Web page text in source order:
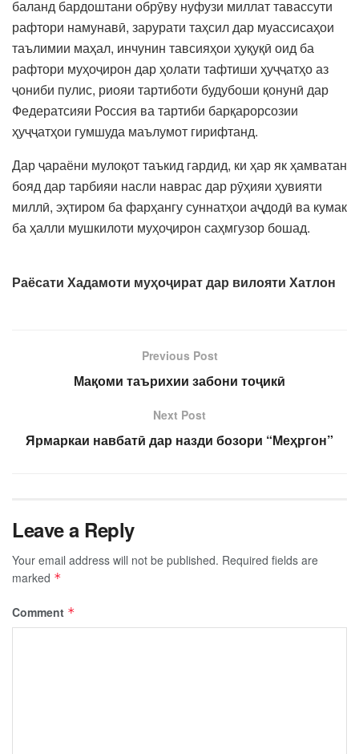
баланд бардоштани обрӯву нуфузи миллат тавассути
рафтори намунавӣ, зарурати таҳсил дар муассисаҳои
таълимии маҳал, инчунин тавсияҳои ҳуқуқӣ оид ба
рафтори муҳоҷирон дар ҳолати тафтиши ҳуҷҷатҳо аз
ҷониби пулис, риояи тартиботи будубоши қонунӣ дар
Федератсияи Россия ва тартиби барқарорсозии
ҳуҷҷатҳои гумшуда маълумот гирифтанд.
Дар ҷараёни мулоқот таъкид гардид, ки ҳар як ҳамватан
бояд дар тарбияи насли наврас дар рӯҳияи ҳувияти
миллӣ, эҳтиром ба фарҳангу суннатҳои аҷдодӣ ва кумак
ба ҳалли мушкилоти муҳоҷирон саҳмгузор бошад.
Раёсати Хадамоти муҳоҷират дар вилояти Хатлон
Previous Post
Мақоми таърихии забони тоҷикӣ
Next Post
Ярмаркаи навбатӣ дар назди бозори “Меҳргон”
Leave a Reply
Your email address will not be published. Required fields are
marked *
Comment *